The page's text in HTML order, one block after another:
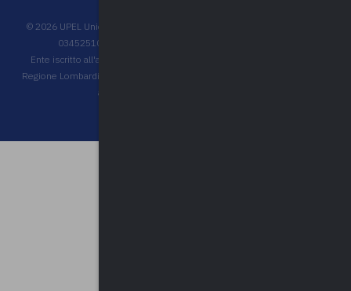
© 2026UPEL Unione Provinciale Enti Locali - C.F. 80009680127 - P.IVA
03452510120 - Reg. Pers. Giuridica n° 431 Trib. Varese
Ente iscritto all'albo degli operatori accreditati per la formazione della
Regione Lombardia, ai sensi della d.g.r. n. 6696 del 18/07/2022 e decreti
attuativi, con n. 1360 del 05/07/2023